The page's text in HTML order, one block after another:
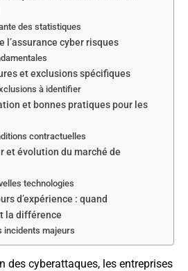
des statistiques
l’assurance cyber risques
et exclusions spécifiques
à identifier
et bonnes pratiques pour les
contractuelles
et évolution du marché de
technologies
d’expérience : quand
la différence
incidents majeurs
des cyberattaques, les entreprises